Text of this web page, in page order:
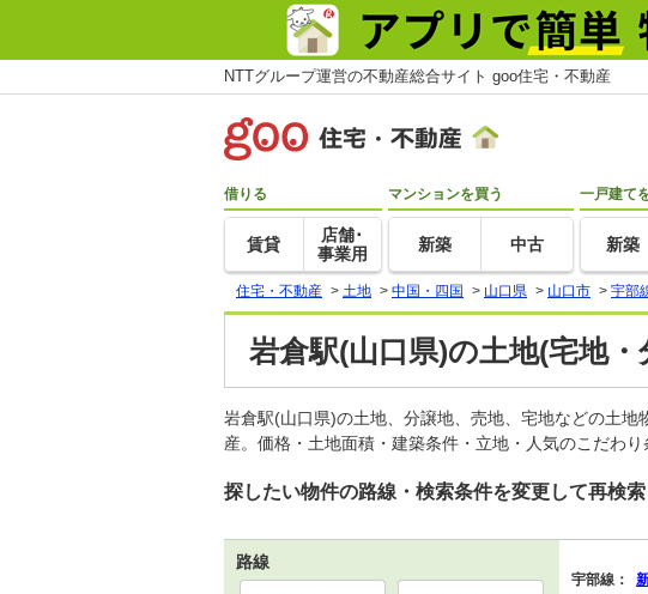
NTTグループ運営の不動産総合サイト goo住宅・不動産
借りる
賃貸
店舗･
事業用
マンションを買う
新築 中古
一戸建て
新築
住宅・不動産 > 土地 > 中国・四国 > 山口県 > 山口市 > 宇部
岩倉駅(山口県)の土地(宅地
岩倉駅(山口県)の土地、分譲地、売地、宅地などの土
産。価格・土地面積・建築条件・立地・人気のこだわ
探したい物件の路線・検索条件を変更して再検索
路線
宇部線：